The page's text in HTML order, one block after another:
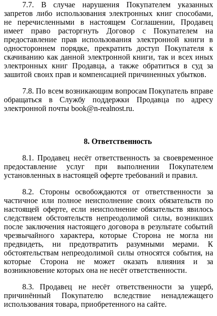
7.7. В случае нарушения Покупателем указанных
запретов либо использования электронных книг способами,
не перечисленными в настоящем Соглашении, Продавец
имеет право расторгнуть Договор с Покупателем на
предоставление прав использования электронной книги в
одностороннем порядке, прекратить доступ Покупателя к
скачиванию как данной электронной книги, так и всех иных
электронных книг Продавца, а также обратиться в суд за
зашитой своих прав и компенсацией причиненных убытков.
7.8. По всем возникающим вопросам Покупатель вправе
обращаться в Службу поддержки Продавца по адресу
электронной почты book@n-realnost.ru.
8. Ответственность
8.1. Продавец несёт ответственность за своевременное
предоставление услуг при выполнении Покупателем
установленных в настоящей оферте требований и правил.
8.2. Стороны освобождаются от ответственности за
частичное или полное неисполнение своих обязательств по
настоящей оферте, если неисполнение обязательств явилось
следствием обстоятельств непреодолимой силы, возникших
после заключения настоящего договора в результате событий
чрезвычайного характера, которые Сторона не могла ни
предвидеть, ни предотвратить разумными мерами. К
обстоятельствам непреодолимой силы относятся события, на
которые Сторона не может оказать влияния и за
возникновение которых она не несёт ответственности.
8.3. Продавец не несёт ответственности за ущерб,
причинённый Покупателю вследствие ненадлежащего
использования товара, приобретенного на сайте.